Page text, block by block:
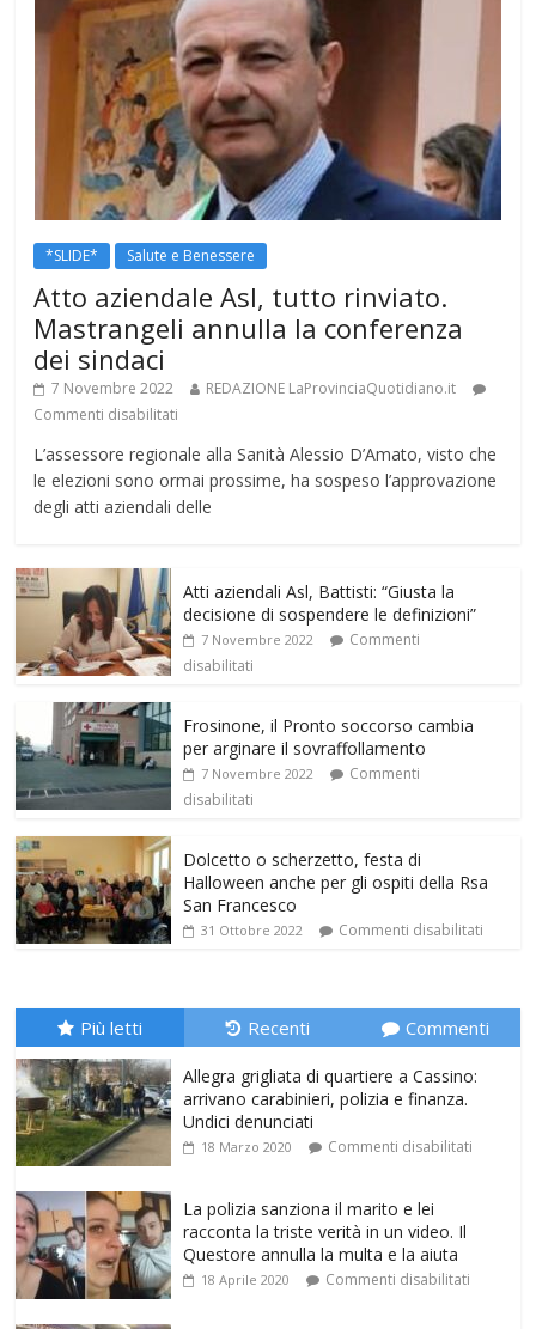
*SLIDE* Salute e Benessere
Atto aziendale Asl, tutto rinviato.
Mastrangeli annulla la conferenza
dei sindaci
7 Novembre 2022
REDAZIONE LaProvinciaQuotidiano.it
Commenti disabilitati
L’assessore regionale alla Sanità Alessio D’Amato, visto che
le elezioni sono ormai prossime, ha sospeso l’approvazione
degli atti aziendali delle
Atti aziendali Asl, Battisti: “Giusta la
decisione di sospendere le definizioni”
7 Novembre 2022
Commenti
disabilitati
Frosinone, il Pronto soccorso cambia
per arginare il sovraffollamento
7 Novembre 2022
Commenti
disabilitati
Dolcetto o scherzetto, festa di
Halloween anche per gli ospiti della Rsa
San Francesco
31 Ottobre 2022 Commenti disabilitati
Più letti Recenti Commenti
Allegra grigliata di quartiere a Cassino:
arrivano carabinieri, polizia e finanza.
Undici denunciati
18 Marzo 2020 Commenti disabilitati
La polizia sanziona il marito e lei
racconta la triste verità in un video. Il
Questore annulla la multa e la aiuta
18 Aprile 2020 Commenti disabilitati